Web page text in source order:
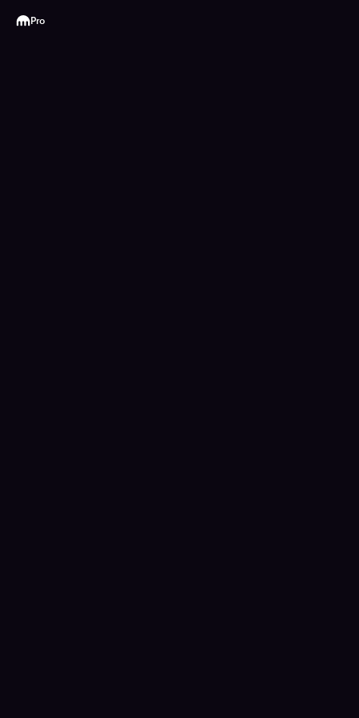
Kraken
Pro